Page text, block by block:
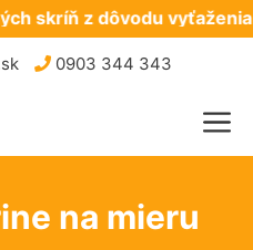
skríň z dôvodu vyťaženia
0903 344 343
na mieru